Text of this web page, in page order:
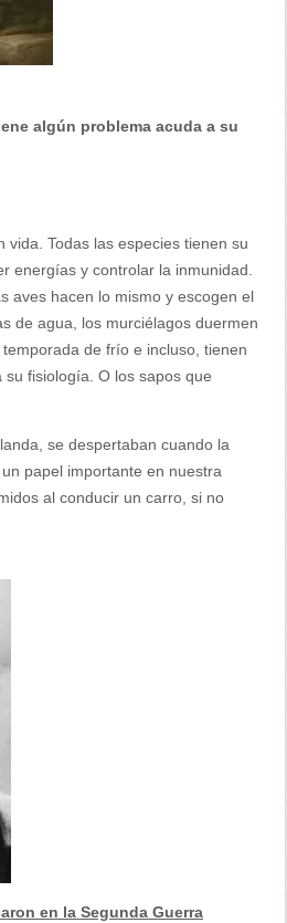
algún problema acuda a su
Todas las especies tienen su
energías y controlar la inmunidad.
aves hacen lo mismo y escogen el
de agua, los murciélagos duermen
de frío e incluso, tienen
fisiología. O los sapos que
se despertaban cuando la
papel importante en nuestra
al conducir un carro, si no
en la Segunda Guerra